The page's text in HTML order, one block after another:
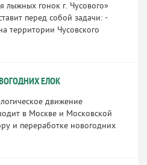
лыжных гонок г. Чусового»
перед собой задачи: -
территории Чусовского
ЕЛОК
движение
в Москве и Московской
и переработке новогодних